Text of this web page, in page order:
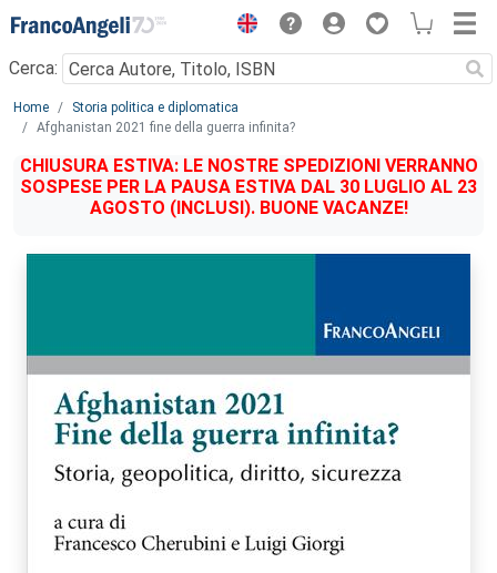
Menu
Cerca:
Main content
Home
Storia politica e diplomatica
Afghanistan 2021 fine della guerra infinita?
CHIUSURA ESTIVA: LE NOSTRE SPEDIZIONI VERRANNO
SOSPESE PER LA PAUSA ESTIVA DAL 30 LUGLIO AL 23
AGOSTO (INCLUSI). BUONE VACANZE!